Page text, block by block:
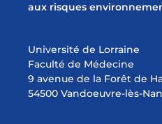
aux risques
Université de Lorraine
Faculté de Médecine
9 avenue de la Forêt de
54500 Vandoeuvre-lès-